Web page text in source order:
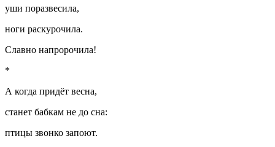
уши поразвесила,
ноги раскурочила.
Славно напророчила!
*
А когда придёт весна,
станет бабкам не до сна:
птицы звонко запоют.